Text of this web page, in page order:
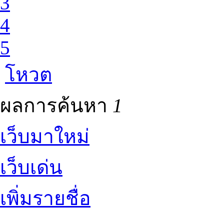
4
5
โหวต
ผลการค้นหา 1
เว็บมาใหม่
เว็บเด่น
เพิ่มรายชื่อ